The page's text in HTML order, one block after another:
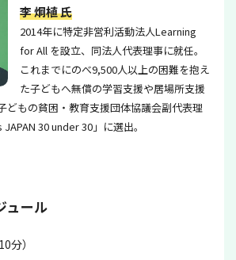
李 炯植 氏
2014年に特定非営利活動法人Learning
for All を設立、同法人代表理事に就任。
これまでにのべ9,500人以上の困難を抱え
た子どもへ無償の学習支援や居場所支援
どもの貧困・教育支援団体協議会副代表理
30 under 30」に選出。
ュール
分）